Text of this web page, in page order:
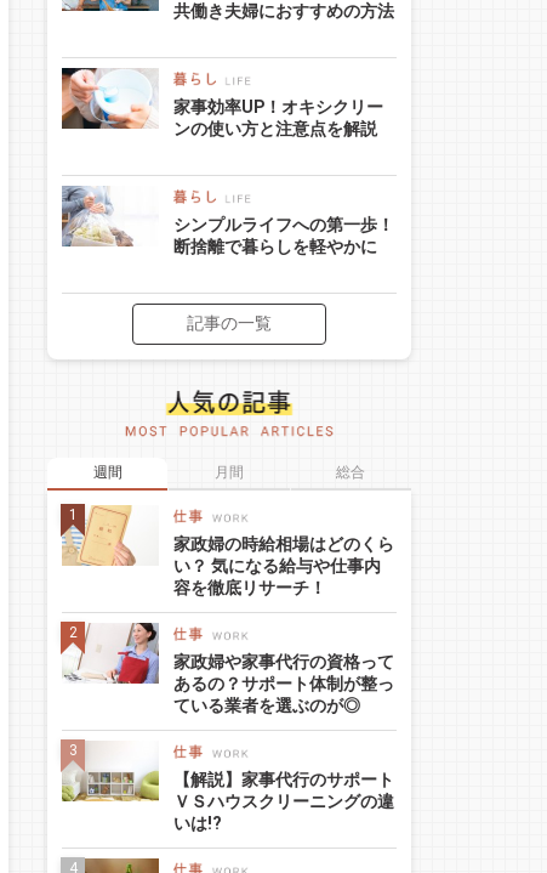
共働き夫婦におすすめの方法
家事効率UP！オキシクリー
ンの使い方と注意点を解説
シンプルライフへの第一歩！
断捨離で暮らしを軽やかに
記事の一覧
週間 月間 総合
家政婦の時給相場はどのくら
い？ 気になる給与や仕事内
容を徹底リサーチ！
家政婦や家事代行の資格って
あるの？サポート体制が整っ
ている業者を選ぶのが◎
【解説】家事代行のサポート
ＶＳハウスクリーニングの違
いは!?